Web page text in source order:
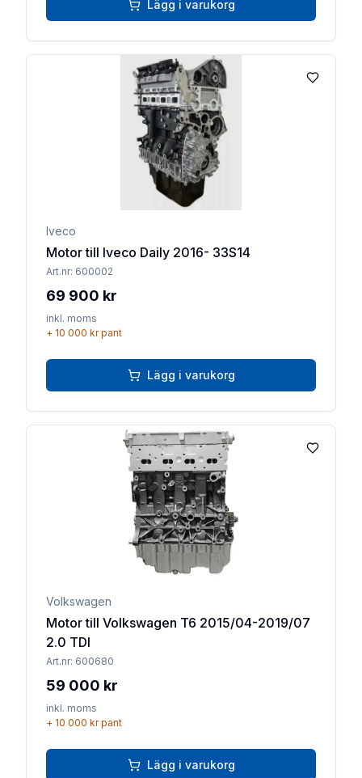
Lägg i varukorg
Lägg till
Iveco
Motor till Iveco Daily 2016- 33S14
Art.nr: 600002
69 900 kr
inkl. moms
+ 10 000 krpant
Lägg i varukorg
Lägg till
Volkswagen
Motor till Volkswagen T6 2015/04-2019/07
2.0 TDI
Art.nr: 600680
59 000 kr
inkl. moms
+ 10 000 krpant
Lägg i varukorg